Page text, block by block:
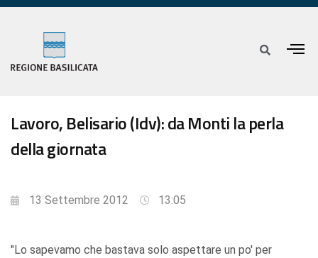
Lavoro, Belisario (Idv): da Monti la perla
della giornata
13 Settembre 2012 13:05
"Lo sapevamo che bastava solo aspettare un po' per